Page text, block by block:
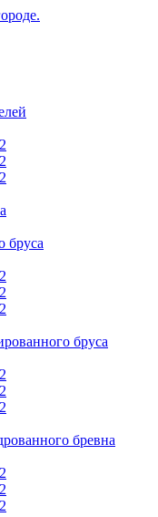
бруса
бруса
бревна